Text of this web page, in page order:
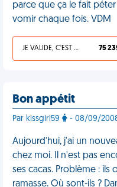
parce que ça le fait
vomir chaque fois. VDM
JE VALIDE, C'EST UNE VDM 75
Bon appétit
Par kissgirl59 - 08/09/2008
Aujourd'hui, j'ai un
chez moi. Il n'est pas
ses cacas. Problème : ils
ramasse. Où sont-ils ?